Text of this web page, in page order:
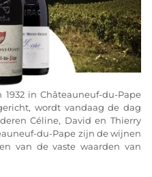
1932 in Châteauneuf-du-Pape
wordt vandaag de dag
Céline, David en Thierry
du-Pape zijn de wijnen
van de vaste waarden van